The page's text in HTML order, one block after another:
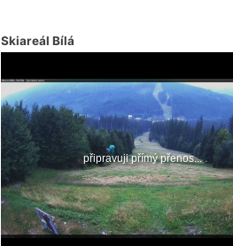
Skiareál Bílá